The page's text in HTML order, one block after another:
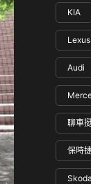
KIA
Lexus
Audi
聊車
保時
Skoda